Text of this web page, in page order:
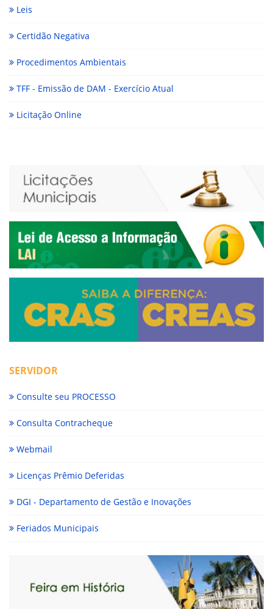
Leis
Certidão Negativa
Procedimentos Ambientais
TFF - Emissão de DAM - Exercício Atual
Licitação Online
SERVIDOR
Consulte seu PROCESSO
Consulta Contracheque
Webmail
Licenças Prêmio Deferidas
DGI - Departamento de Gestão e Inovações
Feriados Municipais